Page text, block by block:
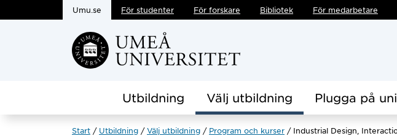
Hoppa direkt till innehållet
Umu.se För studenter För forskare Bibliotek För medarbetare
Utbildning Välj utbildning Plugga på
Start Utbildning Välj utbildning Program och kurser Industrial Design,